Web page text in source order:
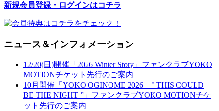
新規会員登録・ログインはコチラ
ニュース＆インフォメーション
12/20(日)開催「2026 Winter Story」ファンクラブYOKO
MOTIONチケット先行のご案内
10月開催「YOKO OGINOME 2026 " THIS COULD
BE THE NIGHT ”」ファンクラブYOKO MOTIONチケ
ット先行のご案内